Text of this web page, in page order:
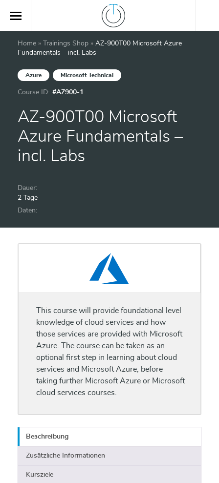
Home » Trainings Shop » AZ-900T00 Microsoft Azure
Fundamentals – incl. Labs
Azure Microsoft Technical
Course ID: #AZ900-1
AZ-900T00 Microsoft
Azure Fundamentals –
incl. Labs
Dauer:
2 Tage
Daten:
This course will provide foundational level
knowledge of cloud services and how
those services are provided with Microsoft
Azure. The course can be taken as an
optional first step in learning about cloud
services and Microsoft Azure, before
taking further Microsoft Azure or Microsoft
cloud services courses.
Beschreibung
Zusätzliche Informationen
Kursziele